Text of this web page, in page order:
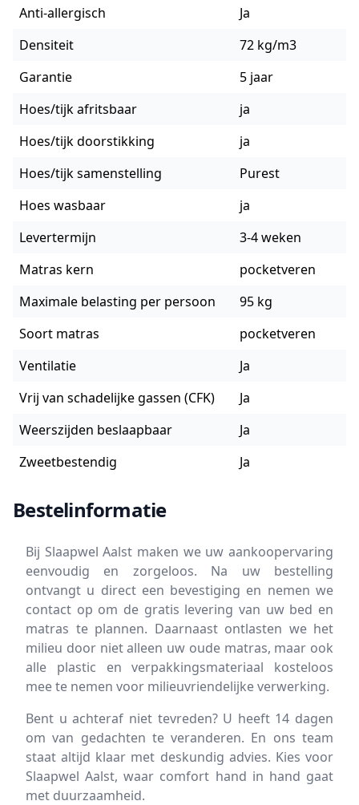
Anti-allergisch
Ja
Densiteit
72 kg/m3
Garantie
5 jaar
Hoes/tijk afritsbaar
ja
Hoes/tijk doorstikking
ja
Hoes/tijk samenstelling
Purest
Hoes wasbaar
ja
Levertermijn
3-4 weken
Matras kern
pocketveren
Maximale belasting per persoon
95 kg
Soort matras
pocketveren
Ventilatie
Ja
Vrij van schadelijke gassen (CFK)
Ja
Weerszijden beslaapbaar
Ja
Zweetbestendig
Ja
Bestelinformatie
Bij Slaapwel Aalst maken we uw aankoopervaring
eenvoudig en zorgeloos. Na uw bestelling
ontvangt u direct een bevestiging en nemen we
contact op om de gratis levering van uw bed en
matras te plannen. Daarnaast ontlasten we het
milieu door niet alleen uw oude matras, maar ook
alle plastic en verpakkingsmateriaal kosteloos
mee te nemen voor milieuvriendelijke verwerking.
Bent u achteraf niet tevreden? U heeft 14 dagen
om van gedachten te veranderen. En ons team
staat altijd klaar met deskundig advies. Kies voor
Slaapwel Aalst, waar comfort hand in hand gaat
met duurzaamheid.